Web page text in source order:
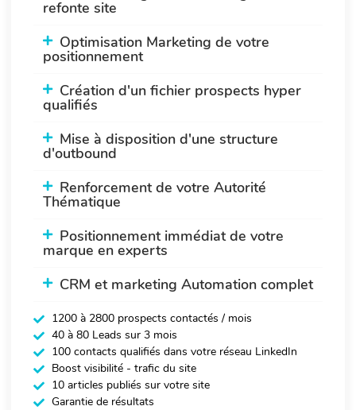
refonte site
Optimisation Marketing de votre
positionnement
Création d'un fichier prospects hyper
qualifiés
Mise à disposition d'une structure
d'outbound
Renforcement de votre Autorité
Thématique
Positionnement immédiat de votre
marque en experts
CRM et marketing Automation complet
1200 à 2800 prospects contactés / mois
40 à 80 Leads sur 3 mois
100 contacts qualifiés dans votre réseau LinkedIn
Boost visibilité - trafic du site
10 articles publiés sur votre site
Garantie de résultats